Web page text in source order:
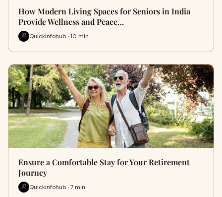
How Modern Living Spaces for Seniors in India
Provide Wellness and Peace…
Quickinfohub · 10 min
Ensure a Comfortable Stay for Your Retirement
Journey
Quickinfohub · 7 min